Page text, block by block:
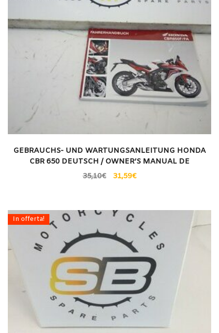
GEBRAUCHS- UND WARTUNGSANLEITUNG HONDA
CBR 650 DEUTSCH / OWNER’S MANUAL DE
35,10€ 31,59€
In offerta!